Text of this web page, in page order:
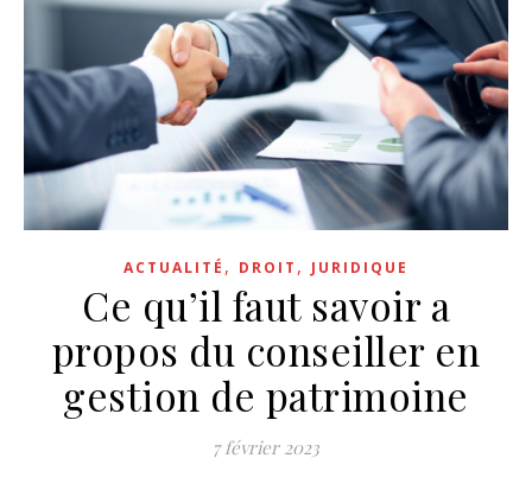
ACTUALITÉ , DROIT , JURIDIQUE
Ce qu’il faut savoir a
propos du conseiller en
gestion de patrimoine
7 février 2023